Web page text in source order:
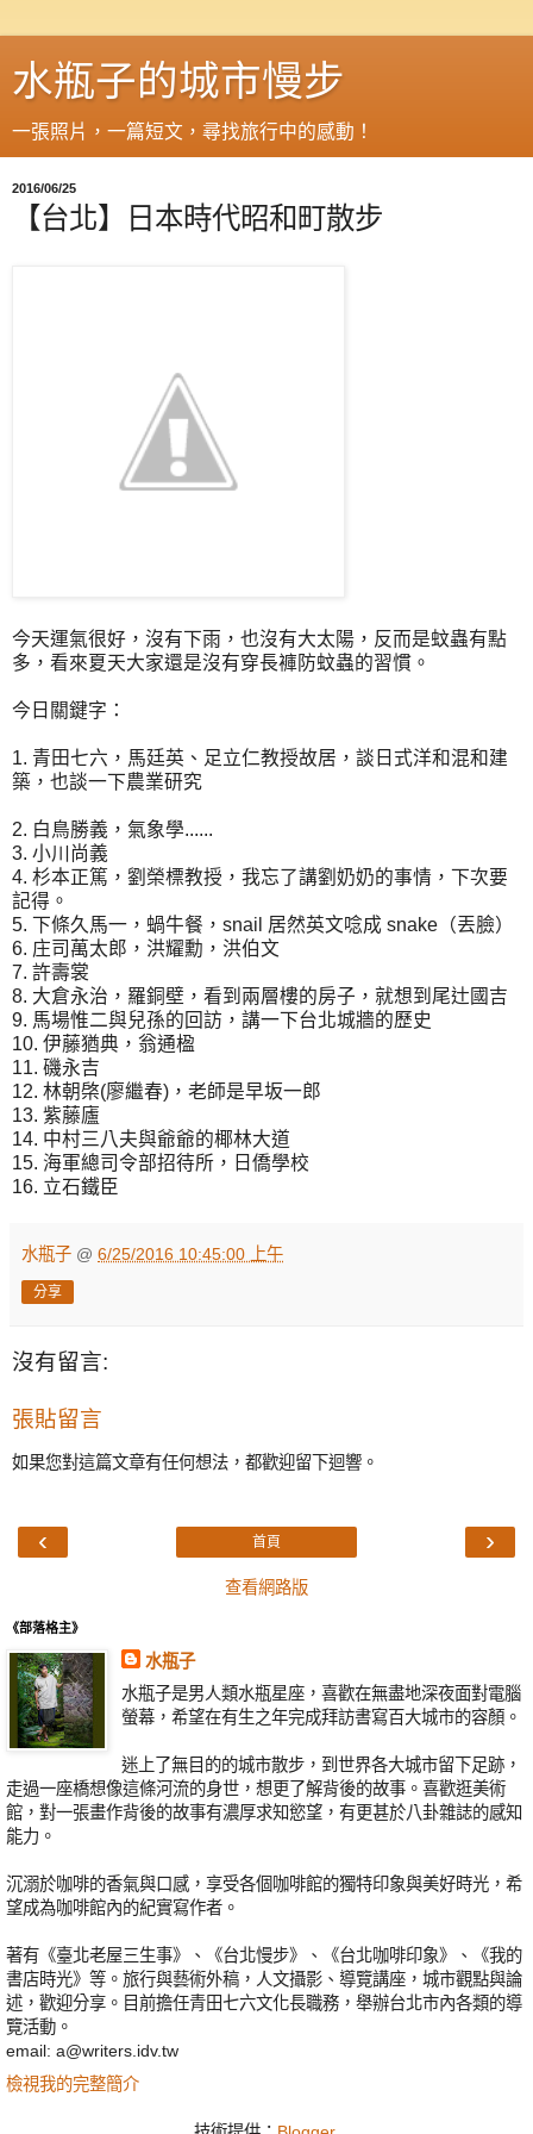
水瓶子的城市慢步
一張照片，一篇短文，尋找旅行中的感動！
2016/06/25
【台北】日本時代昭和町散步
今天運氣很好，沒有下雨，也沒有大太陽，反而是蚊蟲有點
多，看來夏天大家還是沒有穿長褲防蚊蟲的習慣。
今日關鍵字：
1. 青田七六，馬廷英、足立仁教授故居，談日式洋和混和建
築，也談一下農業研究
2. 白鳥勝義，氣象學......
3. 小川尚義
4. 杉本正篤，劉榮標教授，我忘了講劉奶奶的事情，下次要
記得。
5. 下條久馬一，蝸牛餐，snail 居然英文唸成 snake（丟臉）
6. 庄司萬太郎，洪耀勳，洪伯文
7. 許壽裳
8. 大倉永治，羅銅壁，看到兩層樓的房子，就想到尾辻國吉
9. 馬場惟二與兒孫的回訪，講一下台北城牆的歷史
10. 伊藤猶典，翁通楹
11. 磯永吉
12. 林朝棨(廖繼春)，老師是早坂一郎
13. 紫藤廬
14. 中村三八夫與爺爺的椰林大道
15. 海軍總司令部招待所，日僑學校
16. 立石鐵臣
水瓶子 @ 6/25/2016 10:45:00 上午
分享
沒有留言:
張貼留言
如果您對這篇文章有任何想法，都歡迎留下迴響。
‹ ›
首頁
查看網路版
《部落格主》
水瓶子
水瓶子是男人類水瓶星座，喜歡在無盡地深夜面對電腦
螢幕，希望在有生之年完成拜訪書寫百大城市的容顏。
迷上了無目的的城市散步，到世界各大城市留下足跡，
走過一座橋想像這條河流的身世，想更了解背後的故事。喜歡逛美術
館，對一張畫作背後的故事有濃厚求知慾望，有更甚於八卦雜誌的感知
能力。
沉溺於咖啡的香氣與口感，享受各個咖啡館的獨特印象與美好時光，希
望成為咖啡館內的紀實寫作者。
著有《臺北老屋三生事》、《台北慢步》、《台北咖啡印象》、《我的
書店時光》等。旅行與藝術外稿，人文攝影、導覽講座，城市觀點與論
述，歡迎分享。目前擔任青田七六文化長職務，舉辦台北市內各類的導
覽活動。
email: a@writers.idv.tw
檢視我的完整簡介